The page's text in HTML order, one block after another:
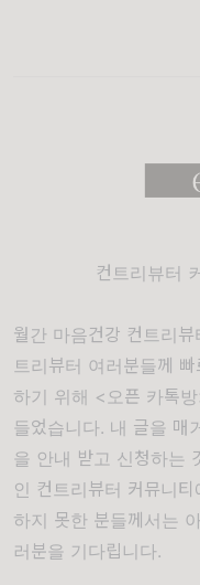
컨트리뷰터
월간 마음건강 컨트리
트리뷰터 여러분들께
하기 위해 <오픈 카톡
들었습니다. 내 글을 매
을 안내 받고 신청하는
인 컨트리뷰터 커뮤니
하지 못한 분들께서는
러분을 기다립니다.